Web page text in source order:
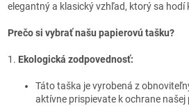
elegantný a klasický vzhľad, ktorý sa hodí
Prečo si vybrať našu papierovú tašku?
1. Ekologická zodpovednosť:
Táto taška je vyrobená z
aktívne prispievate k ochrane